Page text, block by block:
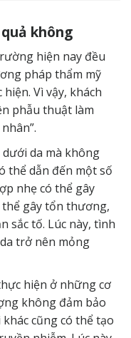
không
hiện nay đều
pháp thẩm mỹ
Vì vậy, khách
phẫu thuật làm
da mà không
thể dẫn đến một số
nhẹ có thể gây
gây tổn thương,
sắc tố. Lúc này, tình
trở nên mỏng
hiện ở những cơ
không đảm bảo
cũng có thể tạo